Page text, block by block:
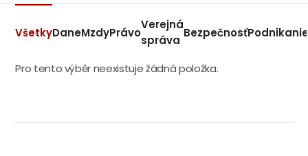
VšetkyDaneMzdyPrávo
Verejná
správa
Bezpečnosť
Pro tento výběr neexistuje žádná položka.